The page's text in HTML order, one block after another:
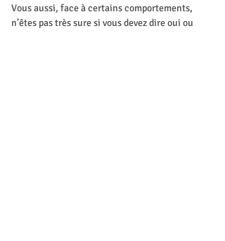
Vous aussi, face à certains comportements,
n’êtes pas très sure si vous devez dire oui ou